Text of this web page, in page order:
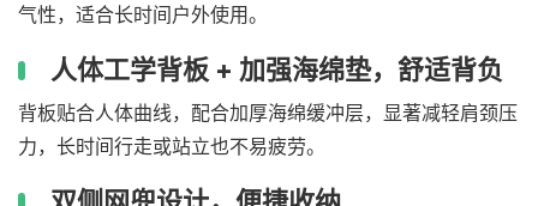
气性，适合长时间户外使用。
人体工学背板 + 加强海绵垫，舒适背负
背板贴合人体曲线，配合加厚海绵缓冲层，显著减轻肩颈压
力，长时间行走或站立也不易疲劳。